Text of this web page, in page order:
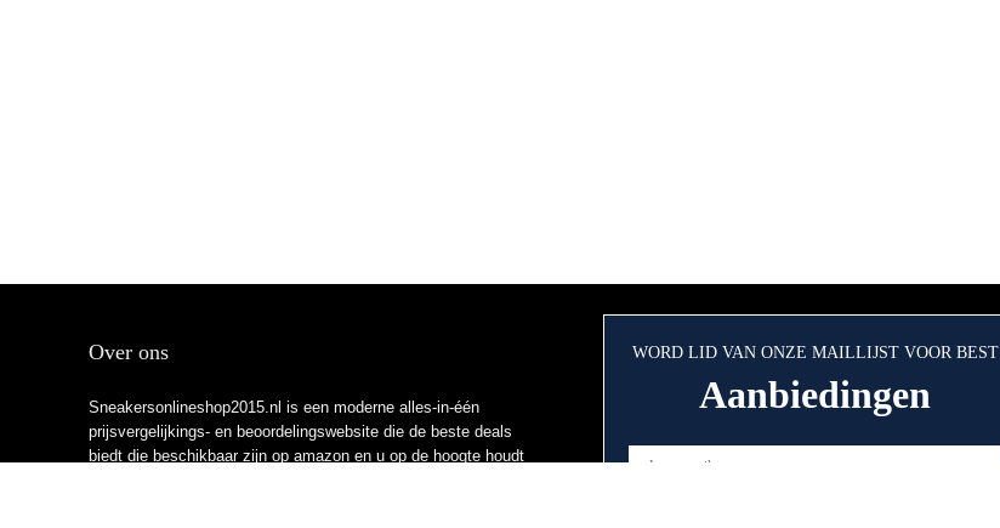
Over ons
Sneakersonlineshop2015.nl is een moderne alles-in-één
prijsvergelijkings- en beoordelingswebsite die de beste deals
biedt die beschikbaar zijn op amazon en u op de hoogte houdt
WORD LID VAN ONZE MAILLIJST VOOR BEST
Aanbiedingen